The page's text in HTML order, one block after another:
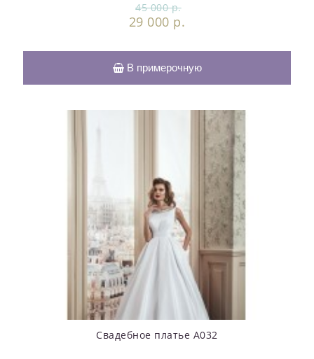
45 000 р.
29 000 р.
В примерочную
Свадебное платье А032